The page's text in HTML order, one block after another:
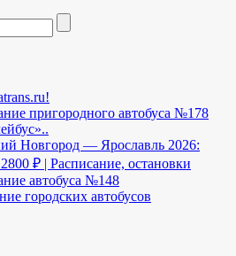
пригородного автобуса №178
Новгород — Ярославль 2026:
₽ | Расписание, остановки
автобуса №148
городских автобусов